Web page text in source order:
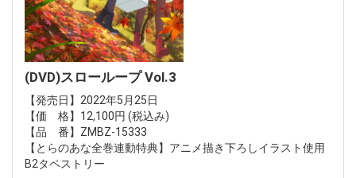
(DVD)スローループ Vol.3
【発売日】2022年5月25日
【価 格】12,100円 (税込み)
【品 番】ZMBZ-15333
【とらのあな全巻連動特典】アニメ描き下ろしイラスト使用
B2タペストリー